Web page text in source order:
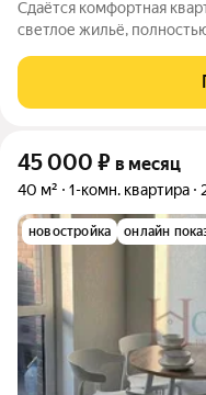
Сдаётся комфортная
светлое жильё,
мебель, техника и
просмотру! Арт. 136728716
45 000 ₽ в месяц
40 м² 1-комн. квартира
новостройка онлайн